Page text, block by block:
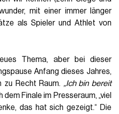
mit einer immer länger
als Spieler und Athlet von
Thema, aber bei dieser
Anfang dieses Jahres,
zu Recht Raum. „Ich bin bereit
Finale im Presseraum, „viel
das hat sich gezeigt.“ Die